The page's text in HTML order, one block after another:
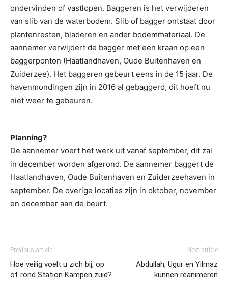
ondervinden of vastlopen. Baggeren is het verwijderen
van slib van de waterbodem. Slib of bagger ontstaat door
plantenresten, bladeren en ander bodemmateriaal. De
aannemer verwijdert de bagger met een kraan op een
baggerponton (Haatlandhaven, Oude Buitenhaven en
Zuiderzee). Het baggeren gebeurt eens in de 15 jaar. De
havenmondingen zijn in 2016 al gebaggerd, dit hoeft nu
niet weer te gebeuren.
Planning?
De aannemer voert het werk uit vanaf september, dit zal
in december worden afgerond. De aannemer baggert de
Haatlandhaven, Oude Buitenhaven en Zuiderzeehaven in
september. De overige locaties zijn in oktober, november
en december aan de beurt.
Previous article
Hoe veilig voelt u zich bij, op
of rond Station Kampen zuid?
Next article
Abdullah, Ugur en Yilmaz
kunnen reanimeren